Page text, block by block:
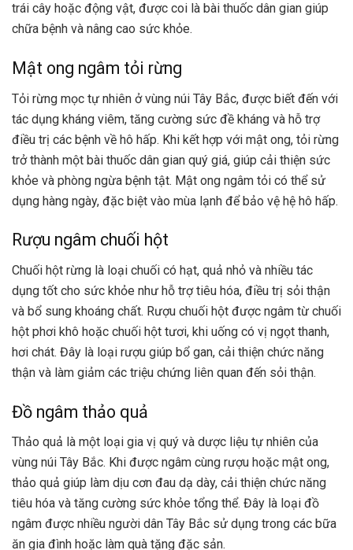
trái cây hoặc động vật, được coi là bài thuốc dân gian giúp
chữa bệnh và nâng cao sức khỏe.
Mật ong ngâm tỏi rừng
Tỏi rừng mọc tự nhiên ở vùng núi Tây Bắc, được biết đến với
tác dụng kháng viêm, tăng cường sức đề kháng và hỗ trợ
điều trị các bệnh về hô hấp. Khi kết hợp với mật ong, tỏi rừng
trở thành một bài thuốc dân gian quý giá, giúp cải thiện sức
khỏe và phòng ngừa bệnh tật. Mật ong ngâm tỏi có thể sử
dụng hàng ngày, đặc biệt vào mùa lạnh để bảo vệ hệ hô hấp.
Rượu ngâm chuối hột
Chuối hột rừng là loại chuối có hạt, quả nhỏ và nhiều tác
dụng tốt cho sức khỏe như hỗ trợ tiêu hóa, điều trị sỏi thận
và bổ sung khoáng chất. Rượu chuối hột được ngâm từ chuối
hột phơi khô hoặc chuối hột tươi, khi uống có vị ngọt thanh,
hơi chát. Đây là loại rượu giúp bổ gan, cải thiện chức năng
thận và làm giảm các triệu chứng liên quan đến sỏi thận.
Đồ ngâm thảo quả
Thảo quả là một loại gia vị quý và dược liệu tự nhiên của
vùng núi Tây Bắc. Khi được ngâm cùng rượu hoặc mật ong,
thảo quả giúp làm dịu cơn đau dạ dày, cải thiện chức năng
tiêu hóa và tăng cường sức khỏe tổng thể. Đây là loại đồ
ngâm được nhiều người dân Tây Bắc sử dụng trong các bữa
ăn gia đình hoặc làm quà tặng đặc sản.